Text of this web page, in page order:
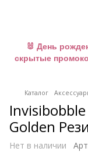
🐰 День
скрытые
Каталог
Invisibobble
Golden
Нет в наличии